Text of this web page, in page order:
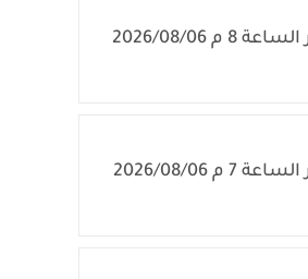
8 م 2026/08/06
7 م 2026/08/06